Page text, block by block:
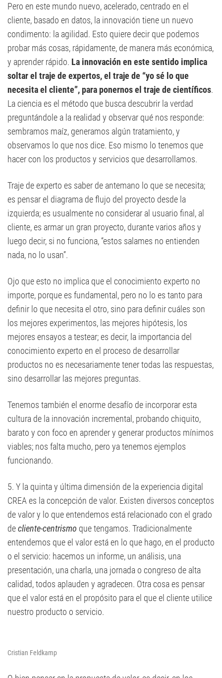
Pero en este mundo nuevo, acelerado, centrado en el
cliente, basado en datos, la innovación tiene un nuevo
condimento: la agilidad. Esto quiere decir que podemos
probar más cosas, rápidamente, de manera más económica,
y aprender rápido. La innovación en este sentido implica
soltar el traje de expertos, el traje de “yo sé lo que
necesita el cliente”, para ponernos el traje de científicos.
La ciencia es el método que busca descubrir la verdad
preguntándole a la realidad y observar qué nos responde:
sembramos maíz, generamos algún tratamiento, y
observamos lo que nos dice. Eso mismo lo tenemos que
hacer con los productos y servicios que desarrollamos.
Traje de experto es saber de antemano lo que se necesita;
es pensar el diagrama de flujo del proyecto desde la
izquierda; es usualmente no considerar al usuario final, al
cliente, es armar un gran proyecto, durante varios años y
luego decir, si no funciona, “estos salames no entienden
nada, no lo usan”.
Ojo que esto no implica que el conocimiento experto no
importe, porque es fundamental, pero no lo es tanto para
definir lo que necesita el otro, sino para definir cuáles son
los mejores experimentos, las mejores hipótesis, los
mejores ensayos a testear; es decir, la importancia del
conocimiento experto en el proceso de desarrollar
productos no es necesariamente tener todas las respuestas,
sino desarrollar las mejores preguntas.
Tenemos también el enorme desafío de incorporar esta
cultura de la innovación incremental, probando chiquito,
barato y con foco en aprender y generar productos mínimos
viables; nos falta mucho, pero ya tenemos ejemplos
funcionando.
5. Y la quinta y última dimensión de la experiencia digital
CREA es la concepción de valor. Existen diversos conceptos
de valor y lo que entendemos está relacionado con el grado
decliente-centrismo que tengamos. Tradicionalmente
entendemos que el valor está en lo que hago, en el producto
o el servicio: hacemos un informe, un análisis, una
presentación, una charla, una jornada o congreso de alta
calidad, todos aplauden y agradecen. Otra cosa es pensar
que el valor está en el propósito para el que el cliente utilice
nuestro producto o servicio.
Cristian Feldkamp